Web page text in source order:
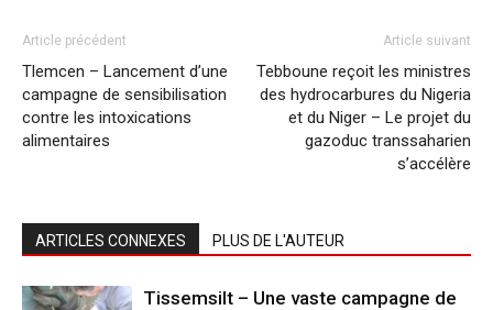
Article précédent
Tlemcen – Lancement d’une
campagne de sensibilisation
contre les intoxications
alimentaires
Article suivant
Tebboune reçoit les ministres
des hydrocarbures du Nigeria
et du Niger – Le projet du
gazoduc transsaharien
s’accélère
ARTICLES CONNEXES PLUS DE L'AUTEUR
Tissemsilt – Une vaste campagne de